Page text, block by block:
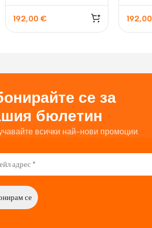
зелен
192,00 €
лилав
192,00
се за
бюлетин
всички най-нови промоции.